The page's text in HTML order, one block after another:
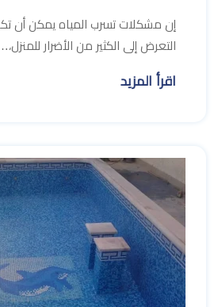
إن مشكلات تسرب المياه يمكن أن
التعرض إلى الكثير من الأضرار
اقرأ المزيد